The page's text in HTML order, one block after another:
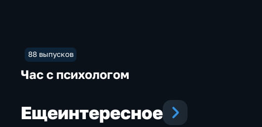
88 выпусков
Час с психологом
Ещеинтересное